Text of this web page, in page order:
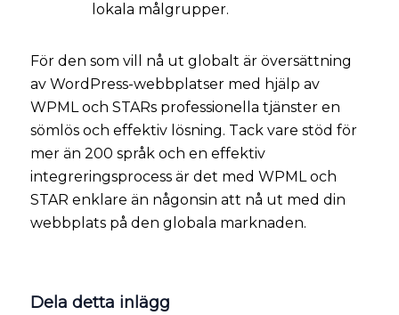
lokala målgrupper.
För den som vill nå ut globalt är översättning
av WordPress-webbplatser med hjälp av
WPML och STARs professionella tjänster en
sömlös och effektiv lösning. Tack vare stöd för
mer än 200 språk och en effektiv
integreringsprocess är det med WPML och
STAR enklare än någonsin att nå ut med din
webbplats på den globala marknaden.
Dela detta inlägg